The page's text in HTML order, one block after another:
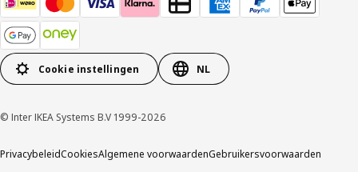
Cookie instellingen NL
© Inter IKEA Systems B.V 1999-2026
PrivacybeleidCookiesAlgemene voorwaardenGebruikersvoorwaarden